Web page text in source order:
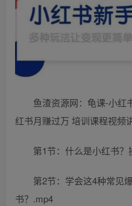
鱼渣资源网：龟课-小红
红书月赚过万 培训课程视频
第1节：什么是小红书
第2节：学会这4种常见
书？.mp4